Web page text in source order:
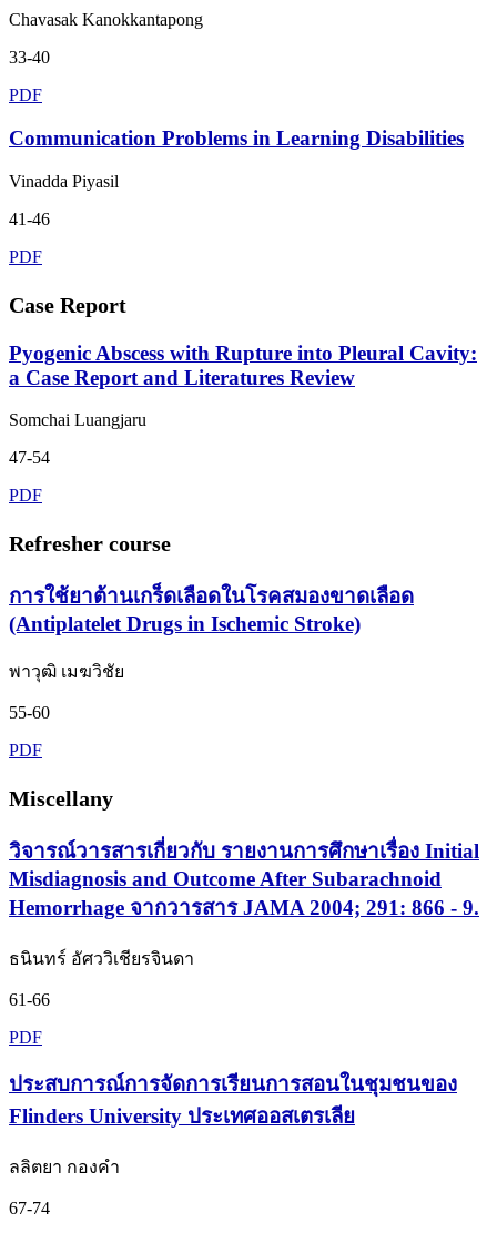
Chavasak Kanokkantapong
33-40
PDF
Communication Problems in Learning Disabilities
Vinadda Piyasil
41-46
PDF
Case Report
Pyogenic Abscess with Rupture into Pleural Cavity:
a Case Report and Literatures Review
Somchai Luangjaru
47-54
PDF
Refresher course
การใช้ยาต้านเกร็ดเลือดในโรคสมองขาดเลือด
(Antiplatelet Drugs in Ischemic Stroke)
พาวุฒิ เมฆวิชัย
55-60
PDF
Miscellany
วิจารณ์วารสารเกี่ยวกับ รายงานการศึกษาเรื่อง Initial
Misdiagnosis and Outcome After Subarachnoid
Hemorrhage จากวารสาร JAMA 2004; 291: 866 - 9.
ธนินทร์ อัศววิเชียรจินดา
61-66
PDF
ประสบการณ์การจัดการเรียนการสอนในชุมชนของ
Flinders University ประเทศออสเตรเลีย
ลลิตยา กองคำ
67-74